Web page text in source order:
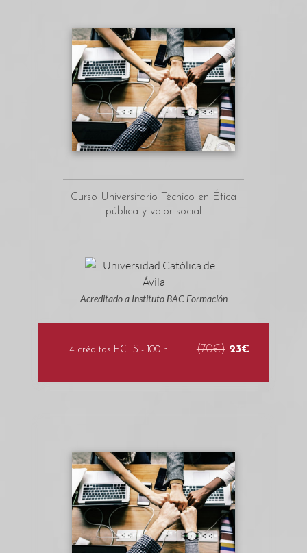
Curso Universitario Técnico en Ética
pública y valor social
Acreditado a Instituto BAC Formación
4 créditos ECTS - 100 h (70€) 23€